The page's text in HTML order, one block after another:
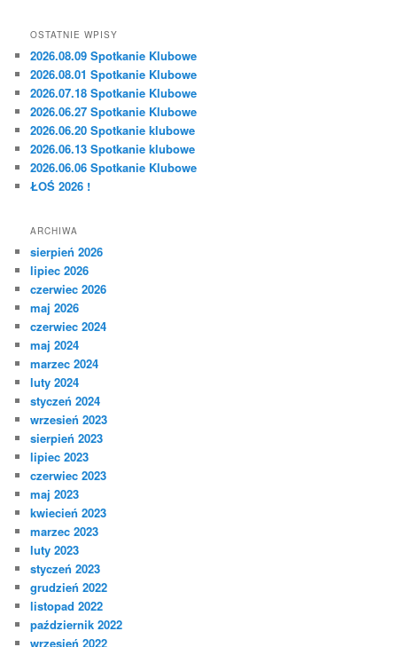
OSTATNIE WPISY
2026.08.09 Spotkanie Klubowe
2026.08.01 Spotkanie Klubowe
2026.07.18 Spotkanie Klubowe
2026.06.27 Spotkanie Klubowe
2026.06.20 Spotkanie klubowe
2026.06.13 Spotkanie klubowe
2026.06.06 Spotkanie Klubowe
ŁOŚ 2026 !
ARCHIWA
sierpień 2026
lipiec 2026
czerwiec 2026
maj 2026
czerwiec 2024
maj 2024
marzec 2024
luty 2024
styczeń 2024
wrzesień 2023
sierpień 2023
lipiec 2023
czerwiec 2023
maj 2023
kwiecień 2023
marzec 2023
luty 2023
styczeń 2023
grudzień 2022
listopad 2022
październik 2022
wrzesień 2022